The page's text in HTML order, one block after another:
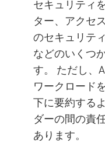
セキュリティ
ター、アクセ
のセキュリテ
などのいくつ
す。 ただし、
ワークロード
下に要約する
ダーの間の責
あります。